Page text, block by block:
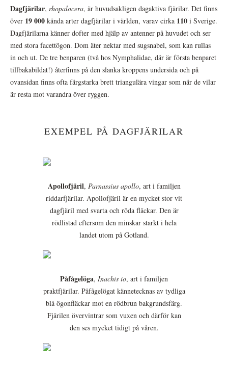
Dagfjärilar, rhopalocera, är huvudsakligen dagaktiva fjärilar. Det finns
över 19 000 kända arter dagfjärilar i världen, varav cirka 110 i Sverige.
Dagfjärilarna känner dofter med hjälp av antenner på huvudet och ser
med stora facettögon. Dom äter nektar med sugsnabel, som kan rullas
in och ut. De tre benparen (två hos Nymphalidae, där är första benparet
tillbakabildat!) återfinns på den slanka kroppens undersida och på
ovansidan finns ofta färgstarka brett triangulära vingar som när de vilar
är resta mot varandra över ryggen.
EXEMPEL PÅ DAGFJÄRILAR
Apollofjäril, Parnassius apollo, art i familjen
riddarfjärilar. Apollofjäril är en mycket stor vit
dagfjäril med svarta och röda fläckar. Den är
rödlistad eftersom den minskar starkt i hela
landet utom på Gotland.
Påfågelöga, Inachis io, art i familjen
praktfjärilar. Påfågelögat kännetecknas av tydliga
blå ögonfläckar mot en rödbrun bakgrundsfärg.
Fjärilen övervintrar som vuxen och därför kan
den ses mycket tidigt på våren.